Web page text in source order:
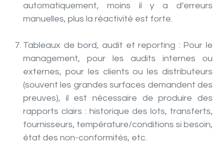
automatiquement, moins il y a d’erreurs
manuelles, plus la réactivité est forte.
Tableaux de bord, audit et reporting : Pour le
management, pour les audits internes ou
externes, pour les clients ou les distributeurs
(souvent les grandes surfaces demandent des
preuves), il est nécessaire de produire des
rapports clairs : historique des lots, transferts,
fournisseurs, température/conditions si besoin,
état des non-conformités, etc.